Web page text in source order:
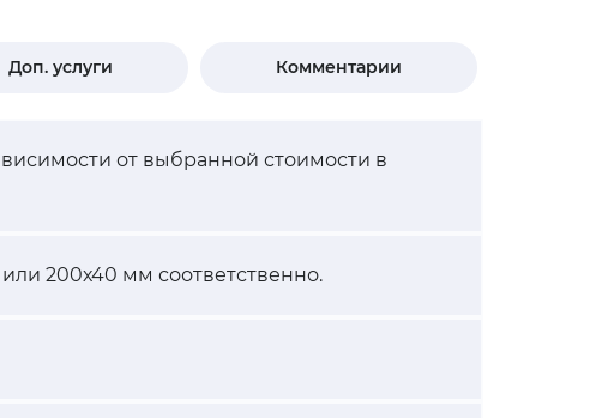
Доп. услуги Комментарии
от выбранной стоимости в
200х40 мм соответственно.